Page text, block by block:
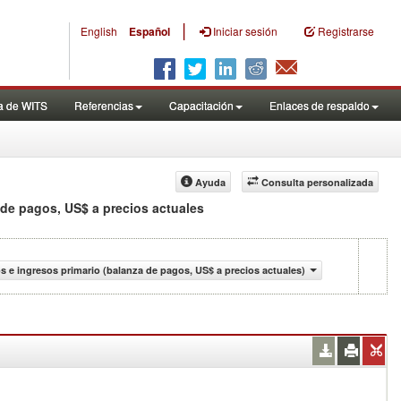
English Español | Iniciar sesión Registrarse
de WITS Referencias Capacitación Enlaces de respaldo
Consulta personalizada
Ayuda
pagos, US$ a precios actuales
e ingresos primario (balanza de pagos, US$ a precios actuales)